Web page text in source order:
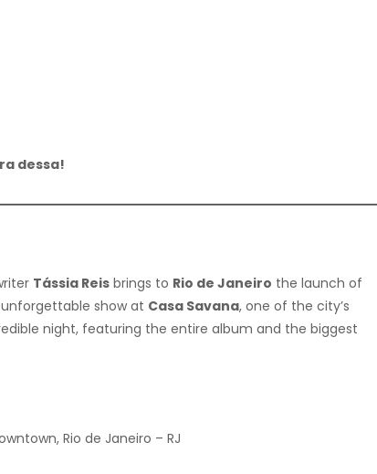
dessa!
Tássia Reis brings to Rio de Janeiro the launch of
show at Casa Savana, one of the city’s
night, featuring the entire album and the biggest
Rio de Janeiro – RJ